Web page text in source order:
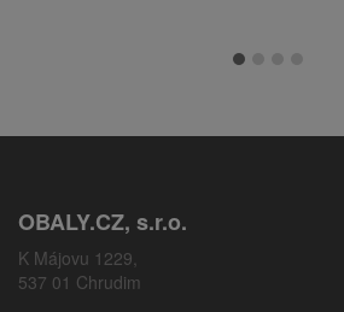
OBALY.CZ, s.r.o.
K Májovu 1229,
537 01 Chrudim